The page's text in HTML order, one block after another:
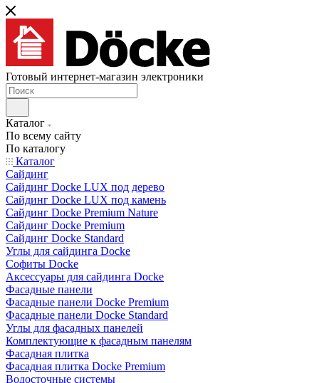
Готовый интернет-магазин электроники
Каталог
По всему сайту
По каталогу
Каталог
Сайдинг
Сайдинг Docke LUX под дерево
Сайдинг Docke LUX под камень
Сайдинг Docke Premium Nature
Сайдинг Docke Premium
Сайдинг Docke Standard
Углы для сайдинга Docke
Софиты Docke
Аксессуары для сайдинга Docke
Фасадные панели
Фасадные панели Docke Premium
Фасадные панели Docke Standard
Углы для фасадных панелей
Комплектующие к фасадным панелям
Фасадная плитка
Фасадная плитка Docke Premium
Водосточные системы